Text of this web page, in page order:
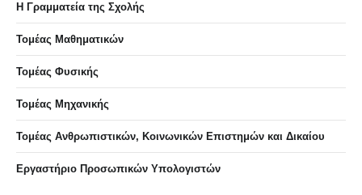
Η Γραμματεία της Σχολής
Τομέας Μαθηματικών
Τομέας Φυσικής
Τομέας Μηχανικής
Τομέας Ανθρωπιστικών, Κοινωνικών Επιστημών και Δικαίου
Eργαστήριo Προσωπικών Υπολογιστών